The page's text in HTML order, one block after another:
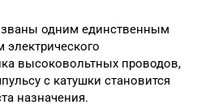
одним единственным
высоковольтных проводов,
с катушки становится
назначения.